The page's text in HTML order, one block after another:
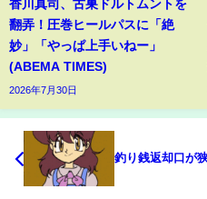
香川真司、古巣ドルトムントを
翻弄！圧巻ヒールパスに「絶
妙」「やっぱ上手いねー」
(ABEMA TIMES)
2026年7月30日
釣り銭返却口が